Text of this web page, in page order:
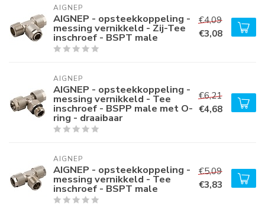
AIGNEP
AIGNEP - opsteekkoppeling -
messing vernikkeld - Zij-Tee
inschroef - BSPT male
€4,09
€3,08
AIGNEP
AIGNEP - opsteekkoppeling -
messing vernikkeld - Tee
inschroef - BSPP male met O-
ring - draaibaar
€6,21
€4,68
AIGNEP
AIGNEP - opsteekkoppeling -
messing vernikkeld - Tee
inschroef - BSPT male
€5,09
€3,83